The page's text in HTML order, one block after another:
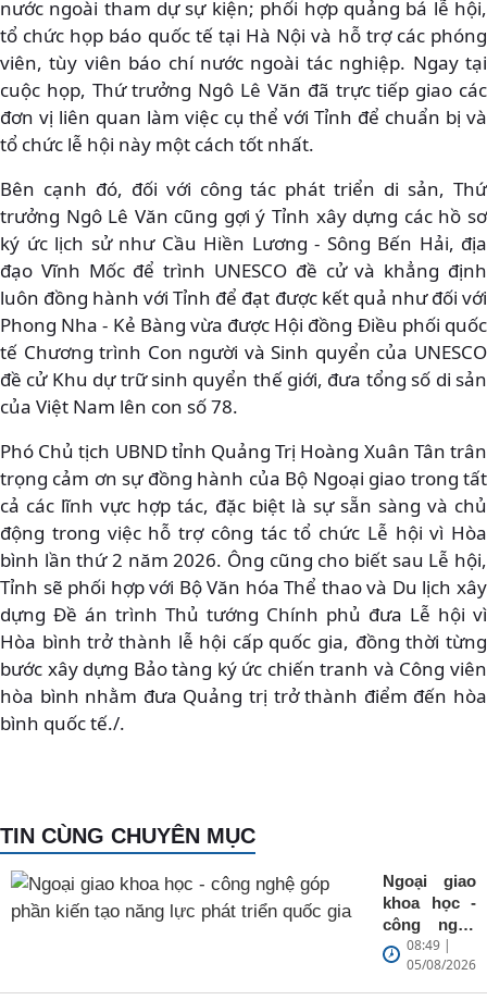
nước ngoài tham dự sự kiện; phối hợp quảng bá lễ hội,
tổ chức họp báo quốc tế tại Hà Nội và hỗ trợ các phóng
viên, tùy viên báo chí nước ngoài tác nghiệp. Ngay tại
cuộc họp, Thứ trưởng Ngô Lê Văn đã trực tiếp giao các
đơn vị liên quan làm việc cụ thể với Tỉnh để chuẩn bị và
tổ chức lễ hội này một cách tốt nhất.
Bên cạnh đó, đối với công tác phát triển di sản, Thứ
trưởng Ngô Lê Văn cũng gợi ý Tỉnh xây dựng các hồ sơ
ký ức lịch sử như Cầu Hiền Lương - Sông Bến Hải, địa
đạo Vĩnh Mốc để trình UNESCO đề cử và khẳng định
luôn đồng hành với Tỉnh để đạt được kết quả như đối với
Phong Nha - Kẻ Bàng vừa được Hội đồng Điều phối quốc
tế Chương trình Con người và Sinh quyển của UNESCO
đề cử Khu dự trữ sinh quyển thế giới, đưa tổng số di sản
của Việt Nam lên con số 78.
Phó Chủ tịch UBND tỉnh Quảng Trị Hoàng Xuân Tân trân
trọng cảm ơn sự đồng hành của Bộ Ngoại giao trong tất
cả các lĩnh vực hợp tác, đặc biệt là sự sẵn sàng và chủ
động trong việc hỗ trợ công tác tổ chức Lễ hội vì Hòa
bình lần thứ 2 năm 2026. Ông cũng cho biết sau Lễ hội,
Tỉnh sẽ phối hợp với Bộ Văn hóa Thể thao và Du lịch xây
dựng Đề án trình Thủ tướng Chính phủ đưa Lễ hội vì
Hòa bình trở thành lễ hội cấp quốc gia, đồng thời từng
bước xây dựng Bảo tàng ký ức chiến tranh và Công viên
hòa bình nhằm đưa Quảng trị trở thành điểm đến hòa
bình quốc tế./.
TIN CÙNG CHUYÊN MỤC
Ngoại giao
khoa học -
công nghệ
góp phần
kiến tạo
năng lực
08:49 |
05/08/2026